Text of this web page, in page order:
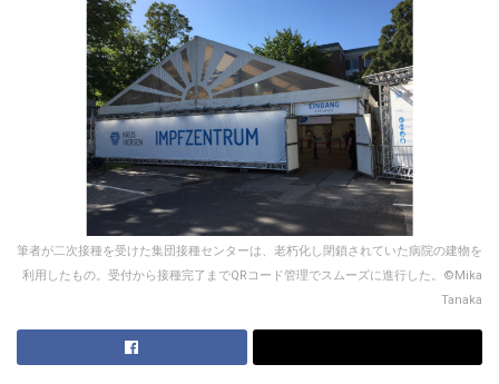
筆者が二次接種を受けた集団接種センターは、老朽化し閉鎖されていた病院の建物を
利用したもの。受付から接種完了までQRコード管理でスムーズに進行した。©Mika
Tanaka